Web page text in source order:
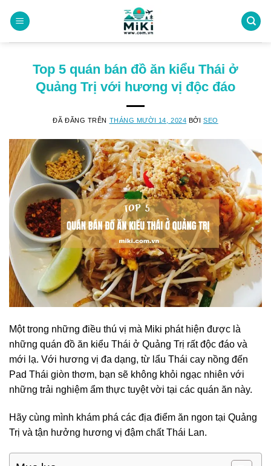
đến
Top 5 quán bán đồ ăn kiểu Thái ở
Quảng Trị với hương vị độc đáo
ĐÃ ĐĂNG TRÊN THÁNG MƯỜI 14, 2024 BỞISEO
Một trong những điều thú vị mà Miki phát hiện được là
những quán đồ ăn kiểu Thái ở Quảng Trị rất độc đáo và
mới lạ. Với hương vị đa dạng, từ lẩu Thái cay nồng đến
Pad Thái giòn thơm, bạn sẽ không khỏi ngạc nhiên với
những trải nghiệm ẩm thực tuyệt vời tại các quán ăn này.
Hãy cùng mình khám phá các địa điểm ăn ngon tại Quảng
Trị và tận hưởng hương vị đậm chất Thái Lan.